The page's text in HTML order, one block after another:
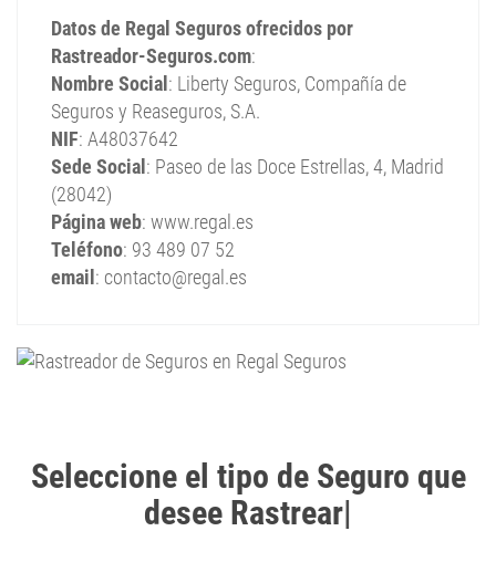
Datos de Regal Seguros ofrecidos por
Rastreador-Seguros.com:
Nombre Social : Liberty Seguros, Compañía de
Seguros y Reaseguros, S.A.
NIF: A48037642
Sede Social : Paseo de las Doce Estrellas, 4, Madrid
(28042)
Página web: www.regal.es
Teléfono: 93 489 07 52
email : contacto@regal.es
Seleccione el tipo de Seguro que
desee Rastrear